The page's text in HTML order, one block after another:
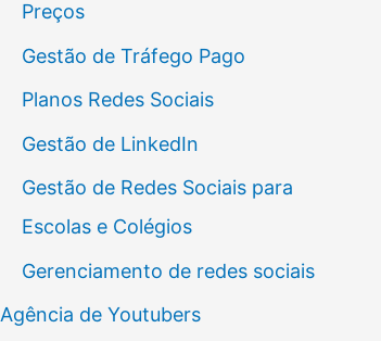
Preços
Gestão de Tráfego Pago
Planos Redes Sociais
Gestão de LinkedIn
Gestão de Redes Sociais para
Escolas e Colégios
Gerenciamento de redes sociais
Agência de Youtubers